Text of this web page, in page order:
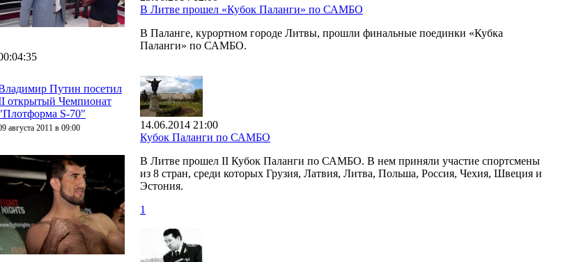
Путин посетил
открытый Чемпионат
S-70"
августа 2011 в 09:00
В Литве прошел «Кубок Паланги» по САМБО
В Паланге, курортном городе Литвы, прошли финальные поединки «Кубка
Паланги» по САМБО.
14.06.2014 21:00
Кубок Паланги по САМБО
В Литве прошел II Кубок Паланги по САМБО. В нем приняли участие спортсмены
из 8 стран, среди которых Грузия, Латвия, Литва, Польша, Россия, Чехия, Швеция и
Эстония.
1